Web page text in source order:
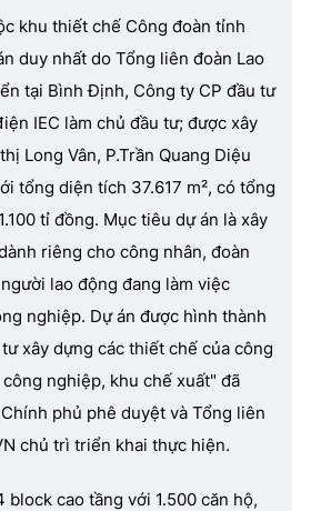
khu thiết chế Công đoàn tỉnh
duy nhất do Tổng liên đoàn Lao
tại Bình Định, Công ty CP đầu tư
IEC làm chủ đầu tư; được xây
Long Vân, P.Trần Quang Diệu
tổng diện tích 37.617 m², có tổng
tỉ đồng. Mục tiêu dự án là xây
riêng cho công nhân, đoàn
lao động đang làm việc
nghiệp. Dự án được hình thành
xây dựng các thiết chế của công
nghiệp, khu chế xuất" đã
phủ phê duyệt và Tổng liên
chủ trì triển khai thực hiện.
block cao tầng với 1.500 căn hộ,